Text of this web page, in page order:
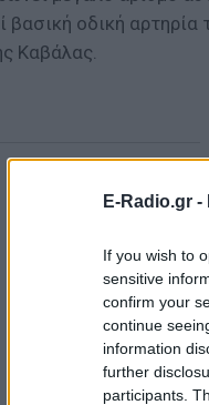
E-Radio.gr -
If you wish to
sensitive
confirm your
continue
information
further
participants.
βασική οδική αρτηρία
Καβάλας.